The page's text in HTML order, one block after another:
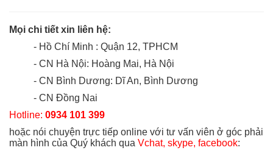
Mọi chi tiết xin liên hệ:
- Hồ Chí Minh : Quận 12, TPHCM
- CN Hà Nội: Hoàng Mai, Hà Nội
- CN Bình Dương: Dĩ An, Bình Dương
- CN Đồng Nai
Hotline: 0934 101 399
hoặc nói chuyện trực tiếp online với tư vấn viên ở góc phải
màn hình của Quý khách qua Vchat, skype, facebook: